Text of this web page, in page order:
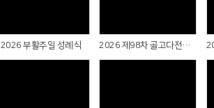
2026 부활주일 성례식 2026 제98차 골고다전도대회 지구별 팀전도